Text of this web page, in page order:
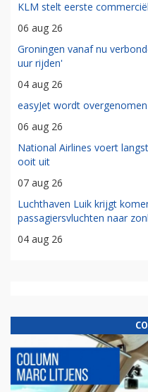
KLM stelt eerste
06 aug 26
Groningen vanaf nu
uur rijden'
04 aug 26
easyJet wordt
06 aug 26
National Airlines voert
ooit uit
07 aug 26
Luchthaven Luik krijgt
passagiersvluchten naar
04 aug 26